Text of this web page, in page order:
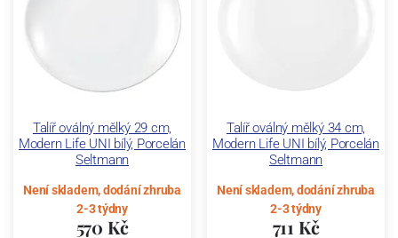
Talíř oválný mělký 29 cm,
Modern Life UNI bílý, Porcelán
Seltmann
Není skladem, dodání zhruba
2-3 týdny
570 Kč
Talíř oválný mělký 34 cm,
Modern Life UNI bílý, Porcelán
Seltmann
Není skladem, dodání zhruba
2-3 týdny
711 Kč